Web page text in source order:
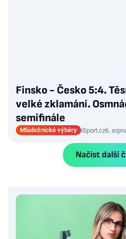
Finsko - Česko 5:4.
velké zklamání.
semifinále
Mládežnické výběry iSport.cz6.
Načíst další